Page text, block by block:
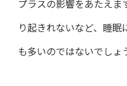
プラスの影響をあたえま
り起きれないなど、睡
も多いのではないでしょ